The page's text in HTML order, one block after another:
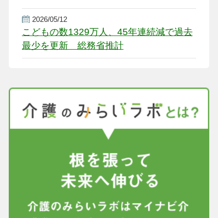
盤整備を促す
2026/05/12
こどもの数1329万人、45年連続減で過去
最少を更新 総務省推計